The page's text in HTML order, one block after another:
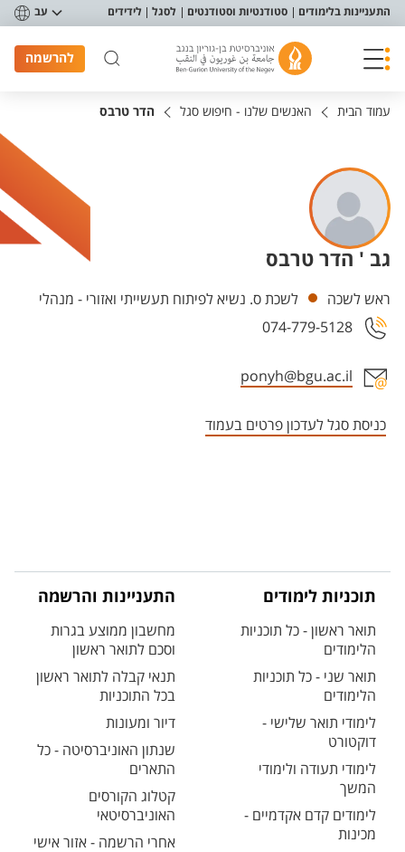
תפריט נגישות
התעניינות בלימודים סטודנטיות וסטודנטים לסגל לידידים עב
להרשמה
עמוד הבית האנשים שלנו - חיפוש סגל הדר טרבס
גב ' הדר טרבס
יחידות
ראש לשכה
לשכת ס. נשיא לפיתוח תעשייתי ואזורי - מנהלי
074-779-5128
ponyh@bgu.ac.il
כניסת סגל לעדכון פרטים בעמוד
תוכניות לימודים
תואר ראשון - כל תוכניות
הלימודים
תואר שני - כל תוכניות
הלימודים
לימודי תואר שלישי -
דוקטורט
לימודי תעודה ולימודי
המשך
לימודים קדם אקדמיים -
מכינות
התעניינות והרשמה
מחשבון ממוצע בגרות
וסכם לתואר ראשון
תנאי קבלה לתואר ראשון
בכל התוכניות
דיור ומעונות
שנתון האוניברסיטה - כל
התארים
קטלוג הקורסים
האוניברסיטאי
אחרי הרשמה - אזור אישי